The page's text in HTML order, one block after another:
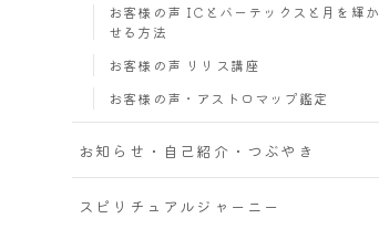
お客様の声 ICとバーテックスと月を輝か
せる方法
お客様の声 リリス講座
お客様の声・アストロマップ鑑定
お知らせ・自己紹介・つぶやき
スピリチュアルジャーニー